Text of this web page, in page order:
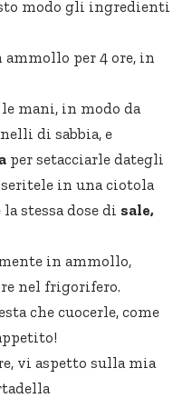
modo gli ingredienti
per 4 ore, in
mani, in modo da
di sabbia, e
per setacciarle dategli
in una ciotola
stessa dose di sale,
in ammollo,
nel frigorifero.
che cuocerle, come
vi aspetto sulla mia